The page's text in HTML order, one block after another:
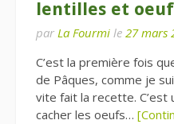
lentilles et
par La Fourmi le 27 mars
C’est la première fois
de Pâques, comme je
vite fait la recette. C’est
cacher les oeufs…